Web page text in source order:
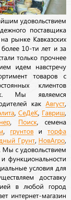
удовольствием
поставщика
рынке Кавказских
10-ти лет и за
только прочнее
идем навстречу
товаров с
клиентов
Мы являемся
как Август
, СеДеК Гавриш
Поиск, семена
грунтовиторфа
Грунт, НовАгро
Мы с удовольствием
функциональности
условия для
доставку
в любой город
интернет-магазин